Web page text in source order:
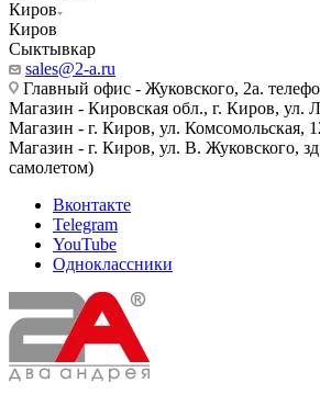
Киров
Киров
Сыктывкар
sales@2-a.ru
Главный офис - Жуковского, 2а.
Магазин - Кировская обл., г. Киров, ул.
Магазин - г. Киров, ул. Комсомольская,
Магазин - г. Киров, ул. В. Жуковского,
самолетом)
Вконтакте
Telegram
YouTube
Одноклассники